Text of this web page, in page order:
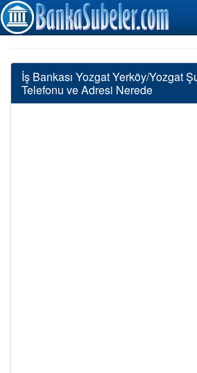
İş Bankası Yozgat Yerköy/Yozgat
Telefonu ve Adresi Nerede